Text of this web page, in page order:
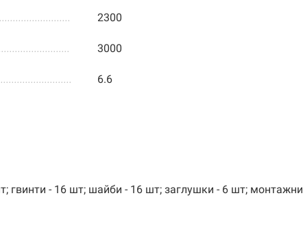
2300
3000
6.6
гвинти - 16 шт; шайби - 16 шт; заглушки - 6 шт;